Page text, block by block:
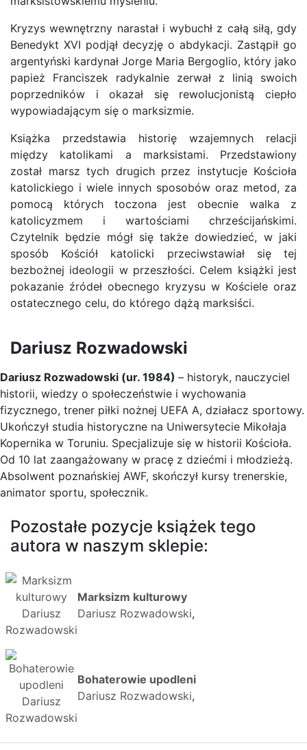
Kryzys wewnętrzny narastał i wybuchł z całą siłą, gdy
Benedykt XVI podjął decyzję o abdykacji. Zastąpił go
argentyński kardynał Jorge Maria Bergoglio, który jako
papież Franciszek radykalnie zerwał z linią swoich
poprzedników i okazał się rewolucjonistą ciepło
wypowiadającym się o marksizmie.
Książka przedstawia historię wzajemnych relacji
między katolikami a marksistami. Przedstawiony
został marsz tych drugich przez instytucje Kościoła
katolickiego i wiele innych sposobów oraz metod, za
pomocą których toczona jest obecnie walka z
katolicyzmem i wartościami chrześcijańskimi.
Czytelnik będzie mógł się także dowiedzieć, w jaki
sposób Kościół katolicki przeciwstawiał się tej
bezbożnej ideologii w przeszłości. Celem książki jest
pokazanie źródeł obecnego kryzysu w Kościele oraz
ostatecznego celu, do którego dążą marksiści.
Dariusz Rozwadowski
Dariusz Rozwadowski (ur. 1984) – historyk, nauczyciel
historii, wiedzy o społeczeństwie i wychowania
fizycznego, trener piłki nożnej UEFA A, działacz sportowy.
Ukończył studia historyczne na Uniwersytecie Mikołaja
Kopernika w Toruniu. Specjalizuje się w historii Kościoła.
Od 10 lat zaangażowany w pracę z dziećmi i młodzieżą.
Absolwent poznańskiej AWF, skończył kursy trenerskie,
animator sportu, społecznik.
Pozostałe pozycje książek tego
autora w naszym sklepie:
Marksizm kulturowy
Dariusz Rozwadowski,
Bohaterowie upodleni
Dariusz Rozwadowski,